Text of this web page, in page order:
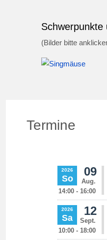
Schwerpunkte
(Bilder bitte
Termine